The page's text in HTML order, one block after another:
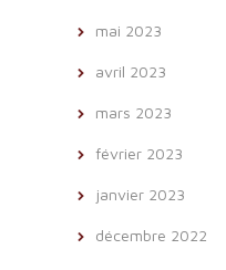
mai 2023
avril 2023
mars 2023
février 2023
janvier 2023
décembre 2022